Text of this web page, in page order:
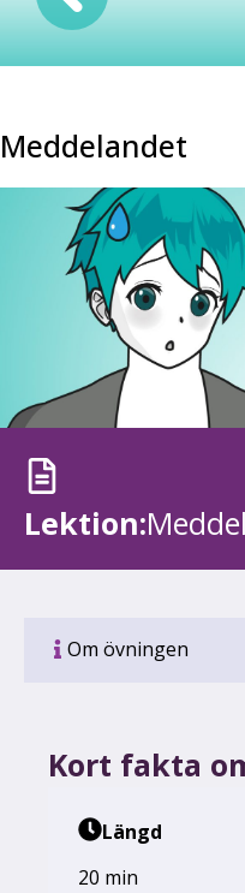
Meddelandet
Lektion:
Om övningen
Kort fakta
Längd
20 min